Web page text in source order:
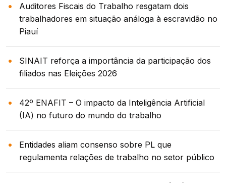
Auditores Fiscais do Trabalho resgatam dois
trabalhadores em situação análoga à escravidão no
Piauí
SINAIT reforça a importância da participação dos
filiados nas Eleições 2026
42º ENAFIT – O impacto da Inteligência Artificial
(IA) no futuro do mundo do trabalho
Entidades aliam consenso sobre PL que
regulamenta relações de trabalho no setor público